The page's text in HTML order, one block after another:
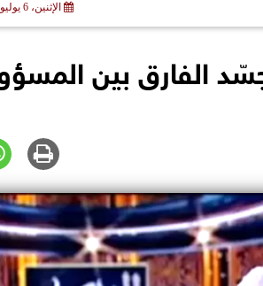
الإثنين، 6 يوليو 2026
الفارق بين